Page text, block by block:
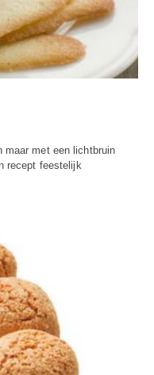
maar met een lichtbruin
recept feestelijk